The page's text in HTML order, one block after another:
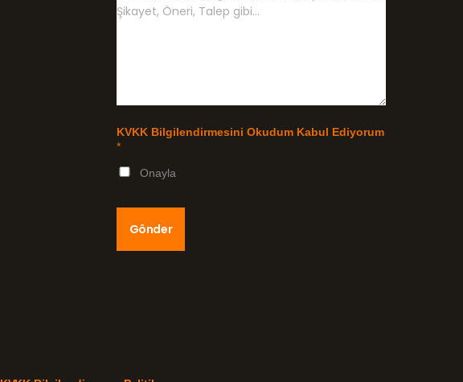
KVKK Bilgilendirmesini Okudum Kabul Ediyorum
*
Onayla
Gönder